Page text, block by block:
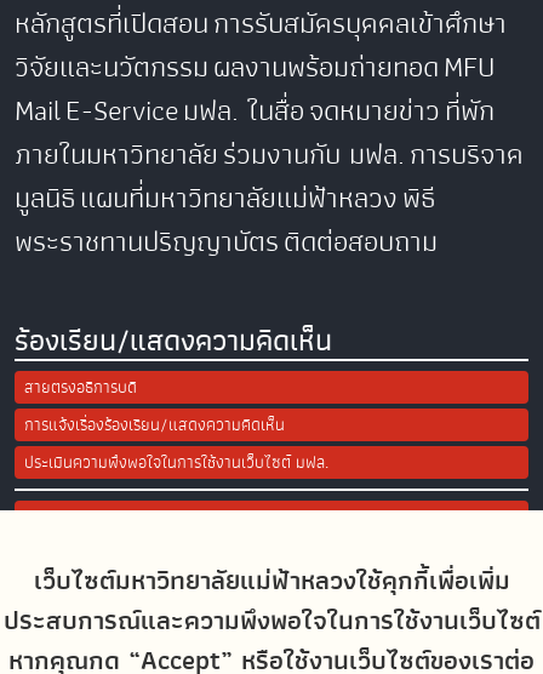
เว็บไซต์มหาวิทยาลัยแม่ฟ้าหลวงใช้คุกกี้เพื่อเพิ่ม
ประสบการณ์และความพึงพอใจในการใช้งานเว็บไซต์
หากคุณกด “Accept” หรือใช้งานเว็บไซต์ของเราต่อ
หลักสูตรที่เปิดสอนการรับสมัครบุคคลเข้าศึกษา
วิจัยและนวัตกรรมผลงานพร้อมถ่ายทอดMFU
MailE-Serviceมฟล. ในสื่อจดหมายข่าวที่พัก
ภายในมหาวิทยาลัยร่วมงานกับ มฟล.การบริจาค
มูลนิธิแผนที่มหาวิทยาลัยแม่ฟ้าหลวงพิธี
พระราชทานปริญญาบัตรติดต่อสอบถาม
ร้องเรียน/แสดงความคิดเห็น
สายตรงอธิการบดี
การแจ้งเรื่องร้องเรียน/แสดงความคิดเห็น
ประเมินความพึงพอใจในการใช้งานเว็บไซต์ มฟล.
Site Map
Social Media